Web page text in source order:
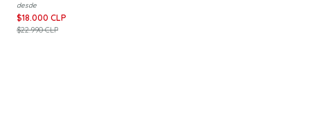
desde
$18.000 CLP
$22.990 CLP